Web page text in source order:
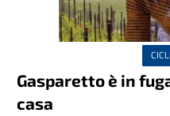
Gasparetto è in
casa